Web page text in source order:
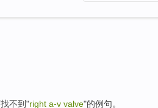
不到"right a-v valve"的例句。